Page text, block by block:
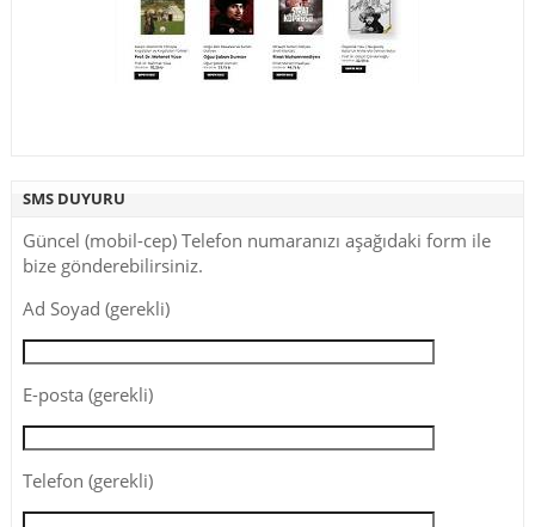
SMS DUYURU
Güncel (mobil-cep) Telefon numaranızı aşağıdaki form ile
bize gönderebilirsiniz.
Ad Soyad (gerekli)
E-posta (gerekli)
Telefon (gerekli)